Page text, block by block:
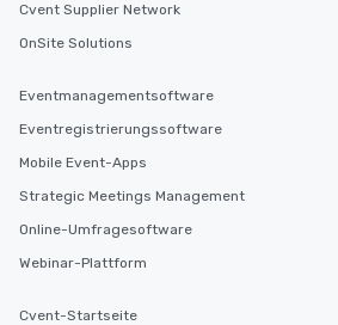
Cvent Supplier Network
OnSite Solutions
Eventmanagementsoftware
Eventregistrierungssoftware
Mobile Event-Apps
Strategic Meetings Management
Online-Umfragesoftware
Webinar-Plattform
Cvent-Startseite